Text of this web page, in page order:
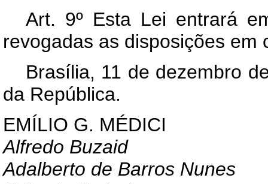
Art. 9º Esta Lei entrará
revogadas as disposições em
Brasília, 11 de dezembro
da República.
EMÍLIO G. MÉDICI
Alfredo Buzaid
Adalberto de Barros Nunes